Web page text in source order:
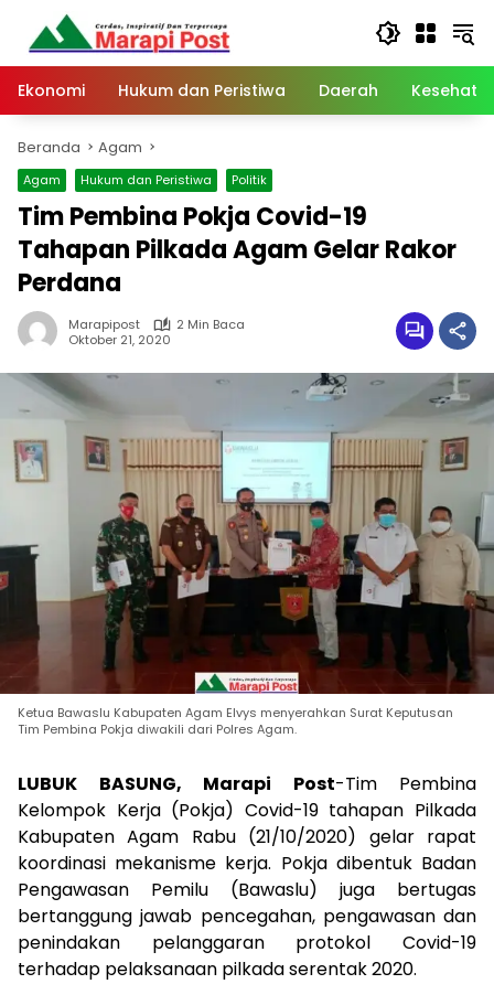
Langsung
konten
Ekonomi
Hukum dan Peristiwa Daerah
Beranda Agam
Agam Hukum dan Peristiwa Politik
Tim Pembina Pokja Covid-19
Tahapan Pilkada Agam Gelar Rakor
Perdana
Marapipost
2 Min Baca
Oktober 21, 2020
Ketua Bawaslu Kabupaten Agam Elvys menyerahkan Surat Keputusan
Tim Pembina Pokja diwakili dari Polres Agam.
LUBUK BASUNG, Marapi Post-Tim Pembina
Kelompok Kerja (Pokja) Covid-19 tahapan Pilkada
Kabupaten Agam Rabu (21/10/2020) gelar rapat
koordinasi mekanisme kerja. Pokja dibentuk Badan
Pengawasan Pemilu (Bawaslu) juga bertugas
bertanggung jawab pencegahan, pengawasan dan
penindakan pelanggaran protokol Covid-19
terhadap pelaksanaan pilkada serentak 2020.